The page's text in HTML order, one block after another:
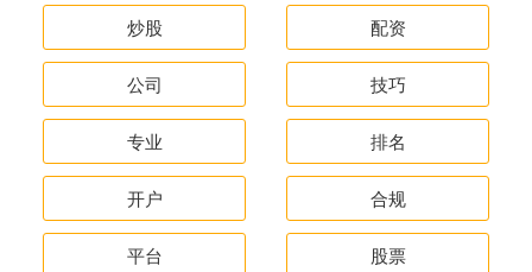
炒股 配资
公司 技巧
专业 排名
开户 合规
平台 股票